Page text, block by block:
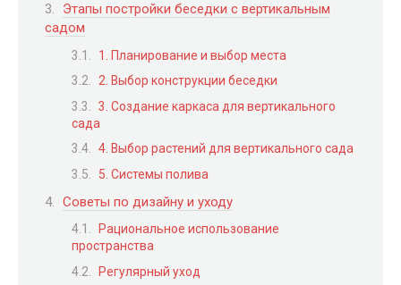
Этапы постройки беседки с вертикальным
садом
1. Планирование и выбор места
2. Выбор конструкции беседки
3. Создание каркаса для вертикального
сада
4. Выбор растений для вертикального сада
5. Системы полива
Советы по дизайну и уходу
Рациональное использование
пространства
Регулярный уход